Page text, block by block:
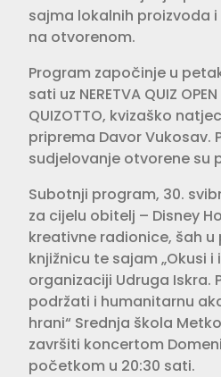
sajma lokalnih proizvoda
na otvorenom.
Program započinje u
sati uz NERETVA QUIZ
QUIZOTTO, kvizaško
priprema Davor Vukosav.
sudjelovanje otvorene su
Subotnji program, 30.
za cijelu obitelj – Disney
kreativne radionice, šah u
knjižnicu te sajam „Okusi i
organizaciji Udruga Iskra.
podržati i humanitarnu
hrani“ Srednja škola
završiti koncertom
početkom u 20:30 sati.